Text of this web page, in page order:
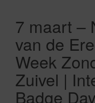
7 maart –
van de
Week
Zuivel |
Badge